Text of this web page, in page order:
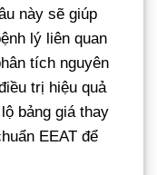
này sẽ giúp
lý liên quan
tích nguyên
trị hiệu quả
bảng giá thay
EEAT để